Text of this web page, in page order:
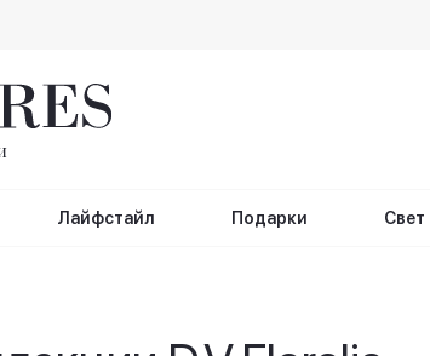
Лайфстайл Подарки Свет